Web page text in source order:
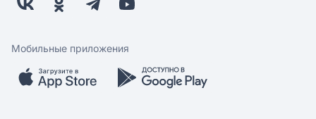
Заводчикам
Обратная связь
Бонусная программа
Скидки и акции
Мобильное приложение
Мобильные приложения